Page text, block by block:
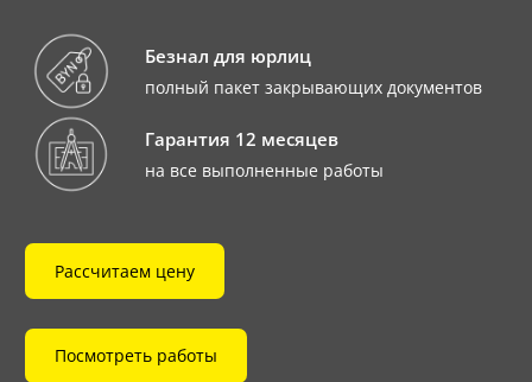
Безнал для юрлиц
полный пакет закрывающих документов
Гарантия 12 месяцев
на все выполненные работы
Рассчитаем цену
Посмотреть работы